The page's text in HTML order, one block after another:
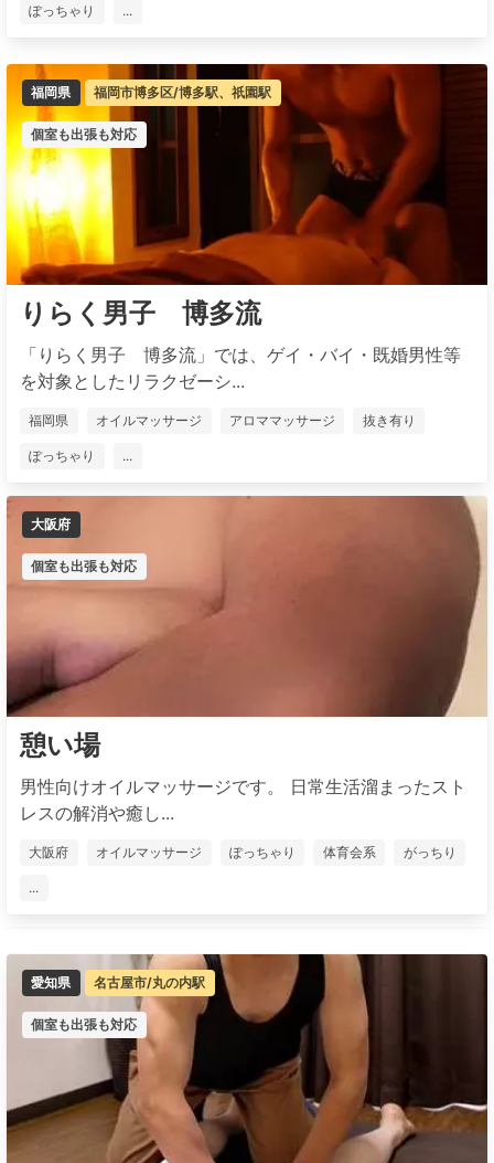
ぽっちゃり ...
福岡県 福岡市博多区/博多駅、祇園駅
個室も出張も対応
りらく男子 博多流
「りらく男子 博多流」では、ゲイ・バイ・既婚男性等
を対象としたリラクゼーシ...
福岡県 オイルマッサージ アロママッサージ 抜き有り
ぽっちゃり ...
大阪府
個室も出張も対応
憩い場
男性向けオイルマッサージです。 日常生活溜まったスト
レスの解消や癒し...
大阪府 オイルマッサージ ぽっちゃり 体育会系 がっちり
...
愛知県 名古屋市/丸の内駅
個室も出張も対応